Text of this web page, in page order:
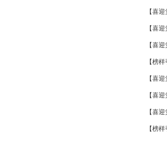
【喜
【喜
【喜
【榜
【喜
【喜
【喜
【榜